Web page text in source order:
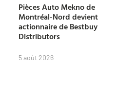
Pièces Auto Mekno de
Montréal-Nord devient
actionnaire de Bestbuy
Distributors
5 août 2026